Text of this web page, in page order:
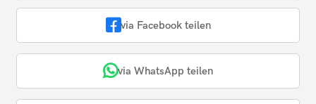
via Facebook teilen
via WhatsApp teilen